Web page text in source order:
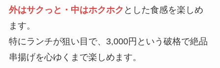
外はサクっと・中はホクホク とした食感を楽しめ
ます。
特にランチが狙い目で、3,000円という破格で絶品
串揚げを心ゆくまで楽しめます。